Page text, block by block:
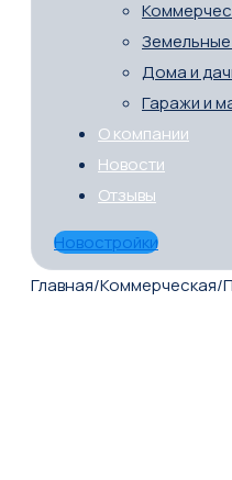
Земельные
Дома и
Гаражи и
О компании
Новости
Отзывы
Новостройки
Главная/Коммерческая/